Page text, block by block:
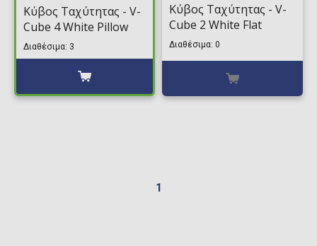
Κύβος Ταχύτητας - V-
Cube 4 White Pillow
Διαθέσιμα: 3
Κύβος Ταχύτητας - V-
Cube 2 White Flat
Διαθέσιμα: 0
1